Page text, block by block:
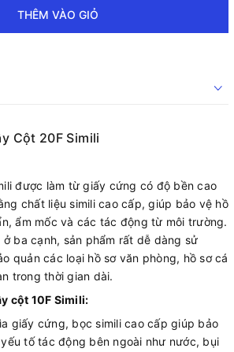
THÊM VÀO GIỎ
Cột 20F Simili
được làm từ giấy cứng có độ bền cao
chất liệu simili cao cấp, giúp bảo vệ hồ
ẩm mốc và các tác động từ môi trường.
ba cạnh, sản phẩm rất dễ dàng sử
quản các loại hồ sơ văn phòng, hồ sơ cá
trong thời gian dài.
cột 10F Simili:
giấy cứng, bọc simili cao cấp giúp bảo
tố tác động bên ngoài như nước, bụi